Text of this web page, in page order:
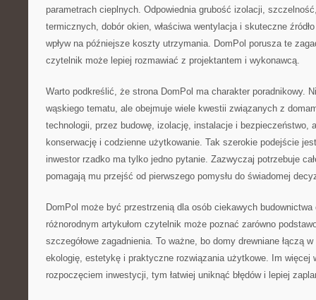
parametrach cieplnych. Odpowiednia grubość izolacji,
termicznych, dobór okien, właściwa wentylacja i skuteczne
wpływ na późniejsze koszty utrzymania. DomPol porusza te
czytelnik może lepiej rozmawiać z projektantem i wykonawcą.
Warto podkreślić, że strona DomPol ma charakter poradnikowy.
wąskiego tematu, ale obejmuje wiele kwestii związanych z
technologii, przez budowę, izolację, instalacje i bezpieczeństwo,
konserwację i codzienne użytkowanie. Tak szerokie podejście
inwestor rzadko ma tylko jedno pytanie. Zazwyczaj potrzebuje
pomagają mu przejść od pierwszego pomysłu do świadomej
DomPol może być przestrzenią dla osób ciekawych budownictwa
różnorodnym artykułom czytelnik może poznać zarówno
szczegółowe zagadnienia. To ważne, bo domy drewniane łączą
ekologię, estetykę i praktyczne rozwiązania użytkowe. Im więcej
rozpoczęciem inwestycji, tym łatwiej uniknąć błędów i lepiej